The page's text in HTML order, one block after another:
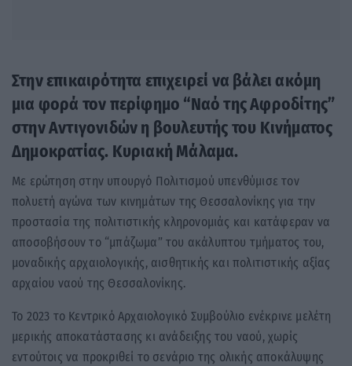
Στην επικαιρότητα επιχειρεί να βάλει ακόμη
μια φορά τον περίφημο “Ναό της Αφροδίτης”
στην Αντιγονιδών η βουλευτής του Κινήματος
Δημοκρατίας. Κυριακή Μάλαμα.
Με ερώτηση στην υπουργό Πολιτισμού υπενθύμισε τον
πολυετή αγώνα των κινημάτων της Θεσσαλονίκης για την
προστασία της πολιτιστικής κληρονομιάς και κατάφεραν να
αποσοβήσουν το “μπάζωμα” του ακάλυπτου τμήματος του,
μοναδικής αρχαιολογικής, αισθητικής και πολιτιστικής αξίας
αρχαίου ναού της Θεσσαλονίκης.
Το 2023 το Κεντρικό Αρχαιολογικό Συμβούλιο ενέκρινε μελέτη
μερικής αποκατάστασης κι ανάδειξης του ναού, χωρίς
εντούτοις να προκριθεί το σενάριο της ολικής αποκάλυψης